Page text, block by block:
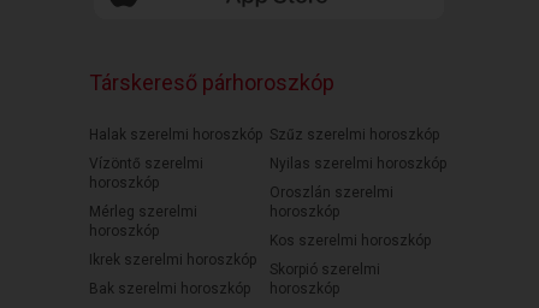
Társkereső párhoroszkóp
Halak szerelmi horoszkóp
Vízöntő szerelmi
horoszkóp
Mérleg szerelmi
horoszkóp
Ikrek szerelmi horoszkóp
Bak szerelmi horoszkóp
Szűz szerelmi horoszkóp
Nyilas szerelmi horoszkóp
Oroszlán szerelmi
horoszkóp
Kos szerelmi horoszkóp
Skorpió szerelmi
horoszkóp